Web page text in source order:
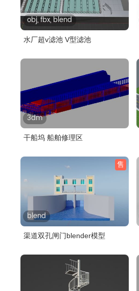
obj, fbx, blend
水厂超v滤池 V型滤池
3dm
干船坞 船舶修理区
售
blend
渠道双孔闸门blender模型